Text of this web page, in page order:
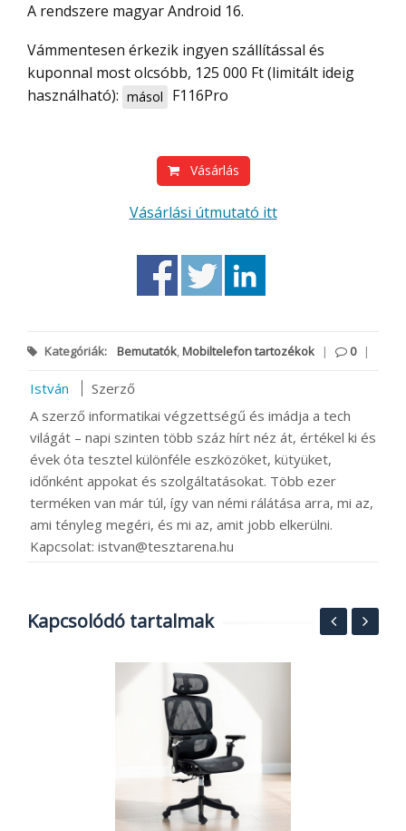
A rendszere magyar Android 16.
Vámmentesen érkezik ingyen szállítással és
kuponnal most olcsóbb, 125 000 Ft (limitált ideig
használható): másol F116Pro
Vásárlás
Vásárlási útmutató itt
Kategóriák: Bemutatók,Mobiltelefon tartozékok | 0 |
István
Szerző
A szerző informatikai végzettségű és imádja a tech
világát – napi szinten több száz hírt néz át, értékel ki és
évek óta tesztel különféle eszközöket, kütyüket,
időnként appokat és szolgáltatásokat. Több ezer
terméken van már túl, így van némi rálátása arra, mi az,
ami tényleg megéri, és mi az, amit jobb elkerülni.
Kapcsolat: istvan@tesztarena.hu
Kapcsolódó tartalmak